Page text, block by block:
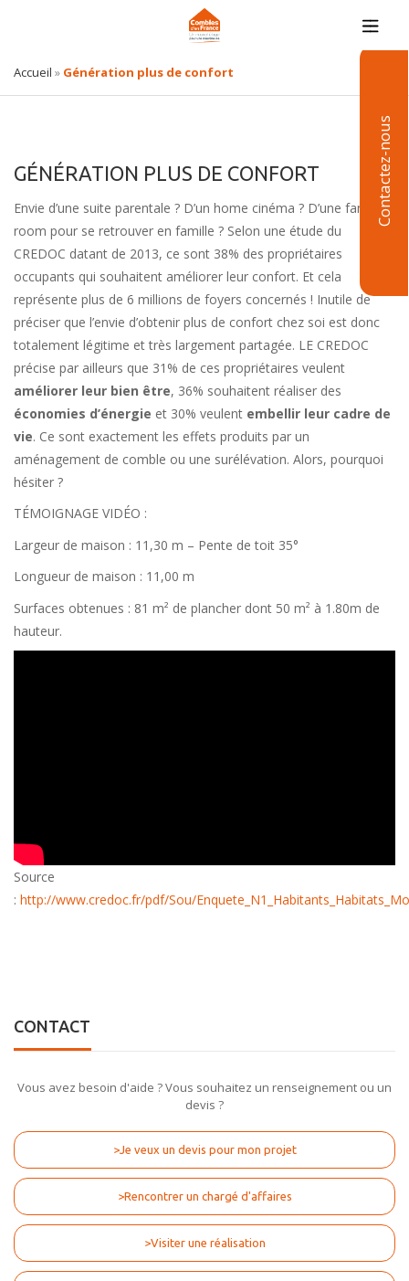
Contactez-nous
Accueil » Génération plus de confort
GÉNÉRATION PLUS DE CONFORT
Envie d’une suite parentale ? D’un home cinéma ? D’une family
room pour se retrouver en famille ? Selon une étude du
CREDOC datant de 2013, ce sont 38% des propriétaires
occupants qui souhaitent améliorer leur confort. Et cela
représente plus de 6 millions de foyers concernés ! Inutile de
préciser que l’envie d’obtenir plus de confort chez soi est donc
totalement légitime et très largement partagée. LE CREDOC
précise par ailleurs que 31% de ces propriétaires veulent
améliorer leur bien être, 36% souhaitent réaliser des
économies d’énergie et 30% veulent embellir leur cadre de
vie. Ce sont exactement les effets produits par un
aménagement de comble ou une surélévation. Alors, pourquoi
hésiter ?
TÉMOIGNAGE VIDÉO :
Largeur de maison : 11,30 m – Pente de toit 35°
Longueur de maison : 11,00 m
Surfaces obtenues : 81 m² de plancher dont 50 m² à 1.80m de
hauteur.
Source
: http://www.credoc.fr/pdf/Sou/
CONTACT
Vous avez besoin d'aide ? Vous souhaitez un renseignement ou un
devis ?
>Je veux un devis pour mon projet
>Rencontrer un chargé d'affaires
>Visiter une réalisation